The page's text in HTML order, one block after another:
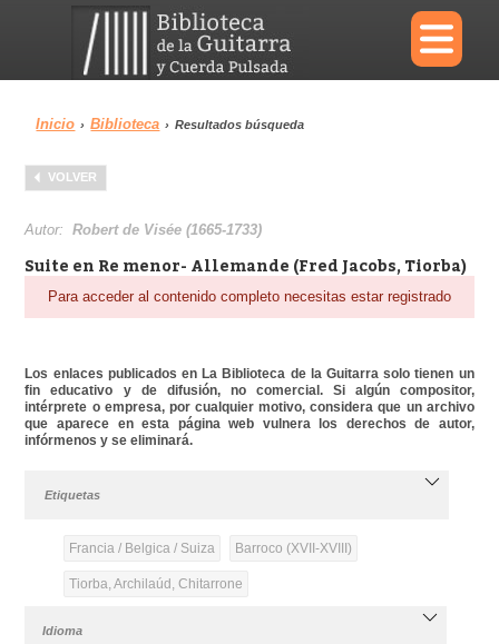
×
Menu
Biblioteca
Inicio › Biblioteca › Resultados búsqueda
VOLVER
Autor:Robert de Visée (1665-1733)
Suite en Re menor- Allemande (Fred Jacobs, Tiorba)
Para acceder al contenido completo necesitas estar registrado
Los enlaces publicados en La Biblioteca de la Guitarra solo tienen un
fin educativo y de difusión, no comercial. Si algún compositor,
intérprete o empresa, por cualquier motivo, considera que un archivo
que aparece en esta página web vulnera los derechos de autor,
infórmenos y se eliminará.
Etiquetas
Francia / Belgica / Suiza Barroco (XVII-XVIII)
Tiorba, Archilaúd, Chitarrone
Idioma